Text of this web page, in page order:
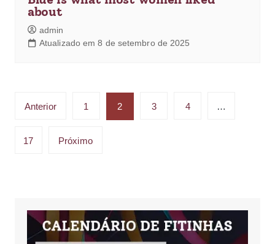
about
admin
Atualizado em 8 de setembro de 2025
Anterior 1 2 3 4 …
17 Próximo